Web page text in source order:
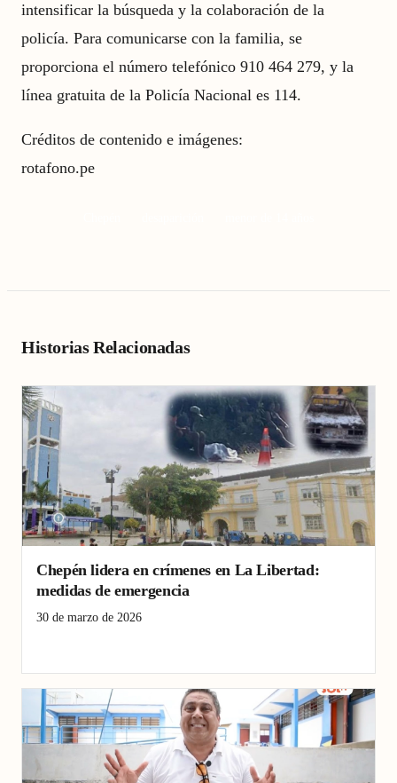
intensificar la búsqueda y la colaboración de la
policía. Para comunicarse con la familia, se
proporciona el número telefónico 910 464 279, y la
línea gratuita de la Policía Nacional es 114.
Créditos de contenido e imágenes:
rotafono.pe
Historias Relacionadas
Chepén lidera en crímenes en La Libertad:
medidas de emergencia
30 de marzo de 2026